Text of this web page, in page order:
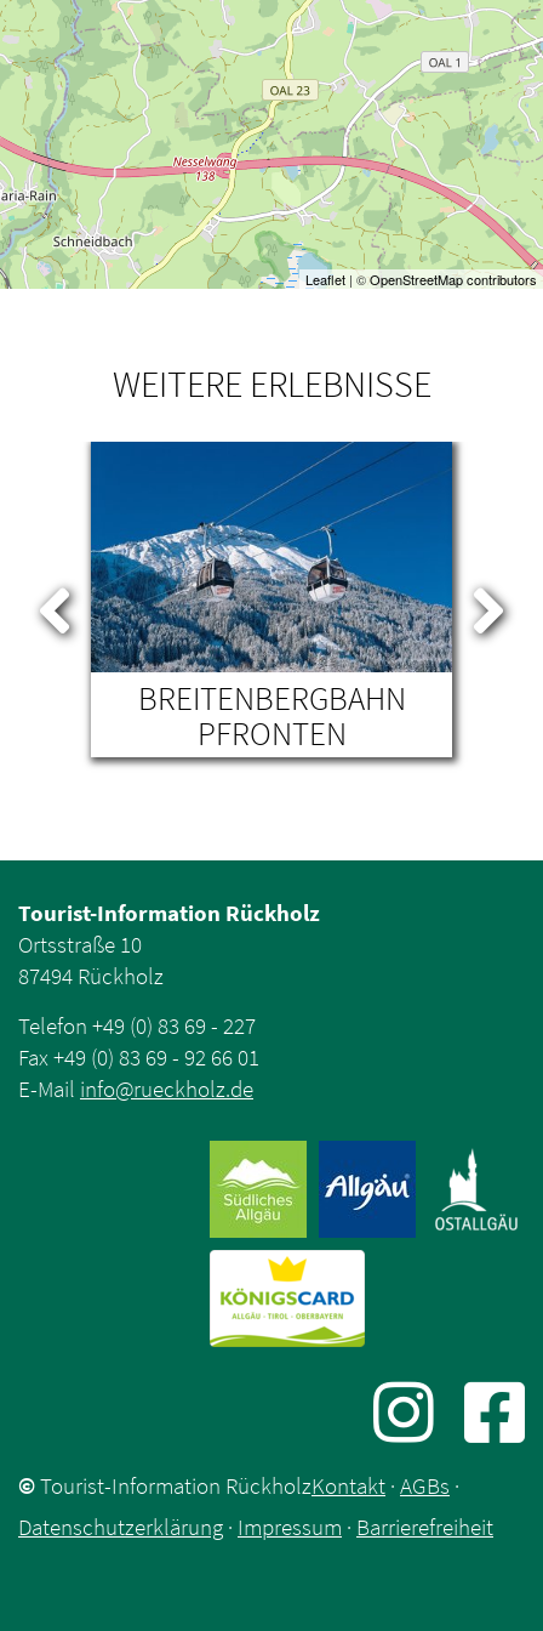
Leaflet | ©OpenStreetMap contributors
WEITERE ERLEBNISSE
BREITENBERGBAHN
PFRONTEN
Tourist-Information Rückholz
Ortsstraße 10
87494 Rückholz
Telefon +49 (0) 83 69 - 227
Fax +49 (0) 83 69 - 92 66 01
E-Mail info@rueckholz.de
©Tourist-Information RückholzKontakt · AGBs ·
Datenschutzerklärung · Impressum · Barrierefreiheit